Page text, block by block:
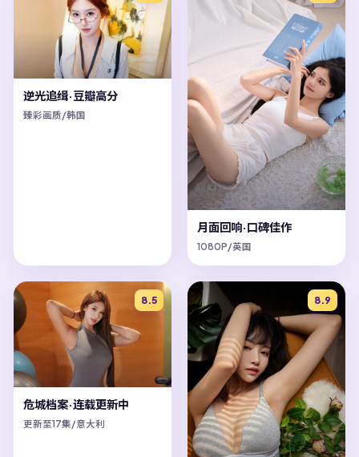
逆光追缉·豆瓣高分
臻彩画质/韩国
月面回响·口碑佳作
1080P/英国
8.5
危城档案·连载更新中
更新至17集/意大利
8.9